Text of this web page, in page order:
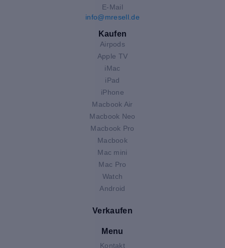
E-Mail
info@mresell.de
Kaufen
Airpods
Apple TV
iMac
iPad
iPhone
Macbook Air
Macbook Neo
Macbook Pro
Macbook
Mac mini
Mac Pro
Watch
Android
Verkaufen
Menu
Kontakt